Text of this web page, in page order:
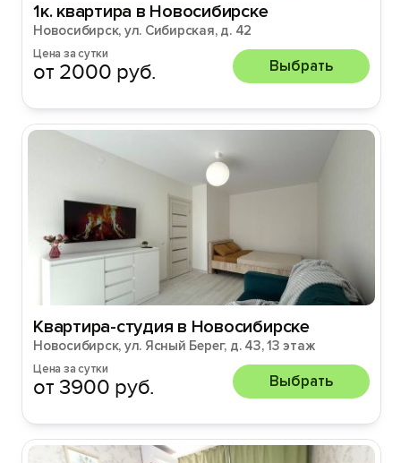
1к. квартира в Новосибирске
Новосибирск, ул. Сибирская, д. 42
Цена за сутки
от 2000 руб. Выбрать
Квартира-студия в Новосибирске
Новосибирск, ул. Ясный Берег, д. 43, 13 этаж
Цена за сутки
от 3900 руб. Выбрать